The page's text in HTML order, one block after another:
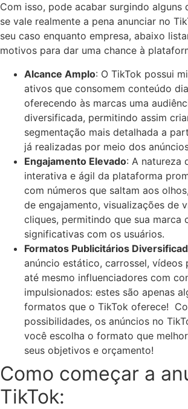
Com isso, pode acabar surgindo alguns
se vale realmente a pena anunciar no
seu caso enquanto empresa, abaixo
motivos para dar uma chance à
Alcance Amplo: O TikTok possui
ativos que consomem conteúdo
oferecendo às marcas uma
diversificada, permitindo assim
segmentação mais detalhada a
já realizadas por meio dos
Engajamento Elevado: A natureza
interativa e ágil da plataforma
com números que saltam aos
de engajamento, visualizações de
cliques, permitindo que sua marca
significativas com os usuários.
Formatos Publicitários
anúncio estático, carrossel, vídeos
até mesmo influenciadores com
impulsionados: estes são apenas
formatos que o TikTok oferece!
possibilidades, os anúncios no
você escolha o formato que
seus objetivos e orçamento!
Como começar a
TikTok: